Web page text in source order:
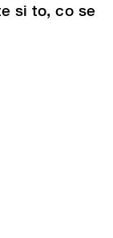
si to, co se